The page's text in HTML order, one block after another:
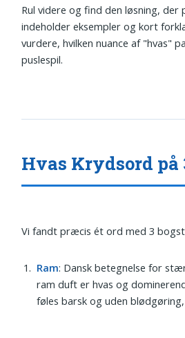
Rul videre og find den løsning,
indeholder eksempler og kort
vurdere, hvilken nuance af "hvas"
puslespil.
Hvas Krydsord på
Vi fandt præcis ét ord med 3
Ram: Dansk betegnelse for
ram duft er hvas og
føles barsk og uden